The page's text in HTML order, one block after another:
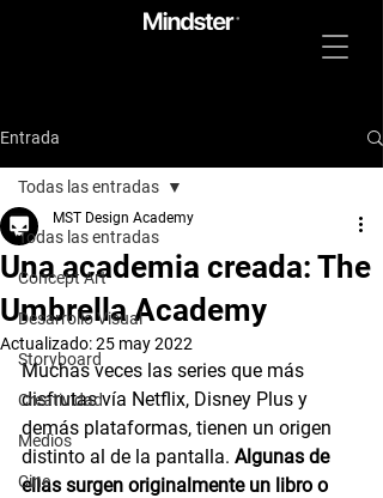
Entrada
Todas las entradas
Concept Art
Desarrollo Visual
Storyboard
Creatividad
Medios
Cine
Todas las entradas
Una academia creada: The
Umbrella Academy
MST Design Academy
Actualizado:25 may 2022
Muchas veces las series que más
disfrutas vía Netflix, Disney Plus y
demás plataformas, tienen un origen
distinto al de la pantalla. Algunas de
ellas surgen originalmente un libro o